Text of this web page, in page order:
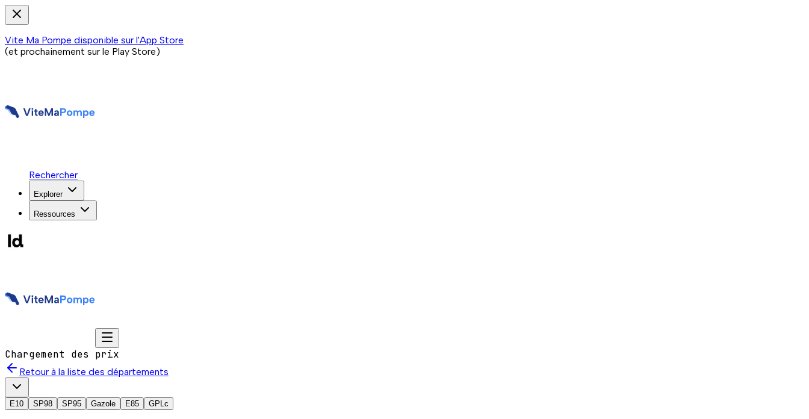
Vite Ma Pompe disponible sur l'App Store
(et prochainement sur le Play Store)
Rechercher
Explorer
Ressources
Chargement des prix
Retour à la liste des départements
E10 SP98 SP95 Gazole E85 GPLc